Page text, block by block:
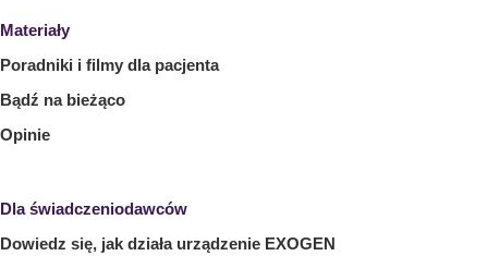
Materiały
Poradniki i filmy dla pacjenta
Bądź na bieżąco
Opinie
Dla świadczeniodawców
Dowiedz się, jak działa urządzenie EXOGEN